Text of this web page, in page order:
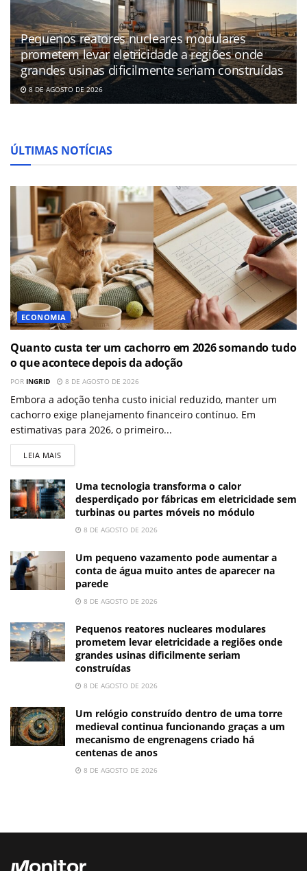
Pequenos reatores nucleares modulares
prometem levar eletricidade a regiões onde
grandes usinas dificilmente seriam construídas
8 DE AGOSTO DE 2026
ÚLTIMAS NOTÍCIAS
ECONOMIA
Quanto custa ter um cachorro em 2026 somando tudo
o que acontece depois da adoção
POR INGRID 8 DE AGOSTO DE 2026
Embora a adoção tenha custo inicial reduzido, manter um
cachorro exige planejamento financeiro contínuo. Em
estimativas para 2026, o primeiro...
LEIA MAIS
Uma tecnologia transforma o calor
desperdiçado por fábricas em eletricidade sem
turbinas ou partes móveis no módulo
8 DE AGOSTO DE 2026
Um pequeno vazamento pode aumentar a
conta de água muito antes de aparecer na
parede
8 DE AGOSTO DE 2026
Pequenos reatores nucleares modulares
prometem levar eletricidade a regiões onde
grandes usinas dificilmente seriam
construídas
8 DE AGOSTO DE 2026
Um relógio construído dentro de uma torre
medieval continua funcionando graças a um
mecanismo de engrenagens criado há
centenas de anos
8 DE AGOSTO DE 2026